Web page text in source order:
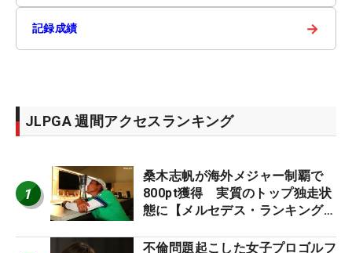
記録成績 →
JLPGA 週間アクセスランキング
1
桑木志帆が海外メジャー制覇で
800pt獲得 実質のトップ独走状
態に【メルセデス・ランキング番
不倫問題起こした女子プロゴルフ